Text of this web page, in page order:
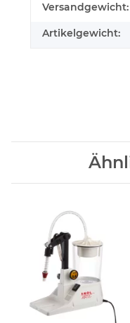
Versandgewicht:
Artikelgewicht: